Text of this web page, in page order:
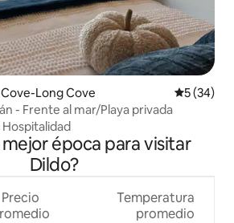
Long Cove
5 (34)
- Frente al mar/Playa privada
Hospitalidad
mejor época para visitar
Dildo?
Precio
Temperatura
promedio